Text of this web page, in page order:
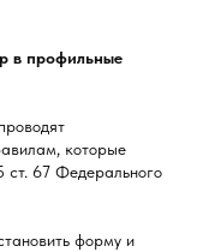
в профильные
которые
ст. 67 Федерального
форму и